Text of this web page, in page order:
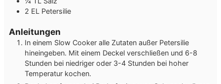
2 EL Petersilie
Anleitungen
In einem Slow Cooker alle Zutaten außer Petersilie
hineingeben. Mit einem Deckel verschließen und 6-8
Stunden bei niedriger oder 3-4 Stunden bei hoher
Temperatur kochen.